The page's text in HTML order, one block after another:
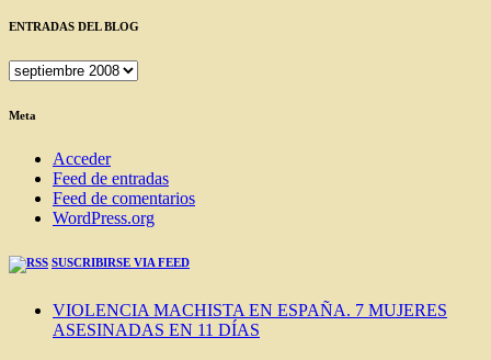
ENTRADAS DEL BLOG
ENTRADAS
BLOG
Meta
Acceder
Feed de entradas
Feed de comentarios
WordPress.org
SUSCRIBIRSE VIA FEED
VIOLENCIA MACHISTA EN ESPAÑA. 7 MUJERES
ASESINADAS EN 11 DÍAS